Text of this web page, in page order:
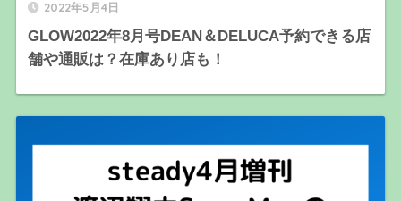
2022年5月4日
GLOW2022年8月号DEAN＆DELUCA予約できる店
舗や通販は？在庫あり店も！